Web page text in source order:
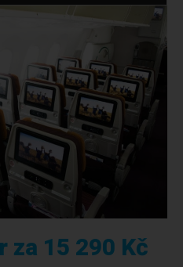
za 15 290 Kč